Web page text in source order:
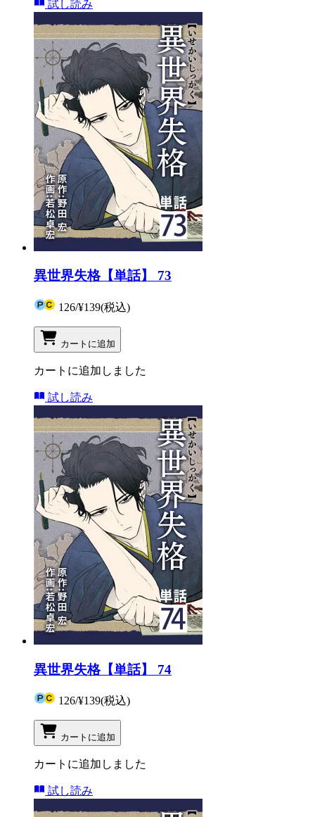
試し読み
異世界失格【単話】 73
126/¥139(税込)
カートに追加
カートに追加しました
試し読み
異世界失格【単話】 74
126/¥139(税込)
カートに追加
カートに追加しました
試し読み